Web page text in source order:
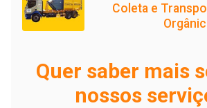
Coleta e
Quer saber mais
nossos